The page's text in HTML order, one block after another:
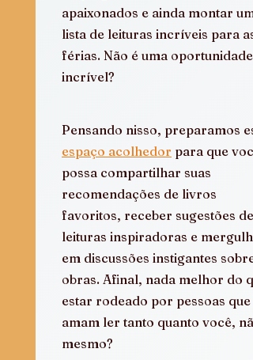
apaixonados e ainda montar
lista de leituras incríveis para as
férias. Não é uma oportunidade
incrível?
Pensando nisso, preparamos
espaço acolhedor para que
possa compartilhar suas
recomendações de livros
favoritos, receber sugestões de
leituras inspiradoras e
em discussões instigantes sobre
obras. Afinal, nada melhor do
estar rodeado por pessoas que
amam ler tanto quanto você,
mesmo?